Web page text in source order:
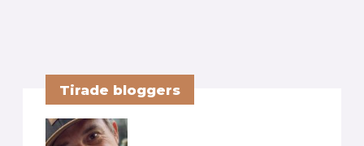
Tirade bloggers